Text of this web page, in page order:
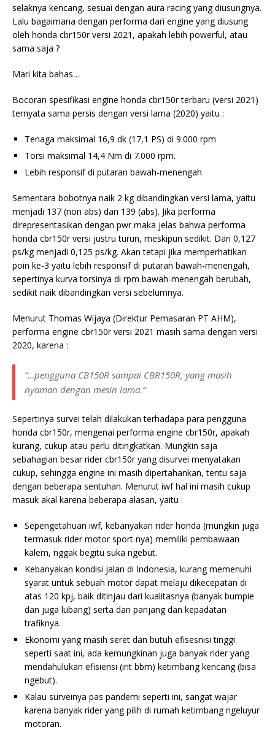
selaknya kencang, sesuai dengan aura racing yang diusungnya.
Lalu bagaimana dengan performa dari engine yang diusung
oleh honda cbr150r versi 2021, apakah lebih powerful, atau
sama saja ?
Mari kita bahas…
Bocoran spesifikasi engine honda cbr150r terbaru (versi 2021)
ternyata sama persis dengan versi lama (2020) yaitu :
Tenaga maksimal 16,9 dk (17,1 PS) di 9.000 rpm
Torsi maksimal 14,4 Nm di 7.000 rpm.
Lebih responsif di putaran bawah-menengah
Sementara bobotnya naik 2 kg dibandingkan versi lama, yaitu
menjadi 137 (non abs) dan 139 (abs). Jika performa
direpresentasikan dengan pwr maka jelas bahwa performa
honda cbr150r versi justru turun, meskipun sedikit. Dari 0,127
ps/kg menjadi 0,125 ps/kg. Akan tetapi jika memperhatikan
poin ke-3 yaitu lebih responsif di putaran bawah-menengah,
sepertinya kurva torsinya di rpm bawah-menengah berubah,
sedikit naik dibandingkan versi sebelumnya.
Menurut Thomas Wijaya (Direktur Pemasaran PT AHM),
performa engine cbr150r versi 2021 masih sama dengan versi
2020, karena :
“…pengguna CB150R sampai CBR150R, yang masih
nyaman dengan mesin lama.”
Sepertinya survei telah dilakukan terhadapa para pengguna
honda cbr150r, mengenai performa engine cbr150r, apakah
kurang, cukup atau perlu ditingkatkan. Mungkin saja
sebahagian besar rider cbr150r yang disurvei menyatakan
cukup, sehingga engine ini masih dipertahankan, tentu saja
dengan beberapa sentuhan. Menurut iwf hal ini masih cukup
masuk akal karena beberapa alasan, yaitu :
Sepengetahuan iwf, kebanyakan rider honda (mungkin juga
termasuk rider motor sport nya) memiliki pembawaan
kalem, nggak begitu suka ngebut.
Kebanyakan kondisi jalan di Indonesia, kurang memenuhi
syarat untuk sebuah motor dapat melaju dikecepatan di
atas 120 kpj, baik ditinjau dari kualitasnya (banyak bumpie
dan juga lubang) serta dari panjang dan kepadatan
trafiknya.
Ekonomi yang masih seret dan butuh efisesnisi tinggi
seperti saat ini, ada kemungkinan juga banyak rider yang
mendahulukan efisiensi (irit bbm) ketimbang kencang (bisa
ngebut).
Kalau surveinya pas pandemi seperti ini, sangat wajar
karena banyak rider yang pilih di rumah ketimbang ngeluyur
motoran.